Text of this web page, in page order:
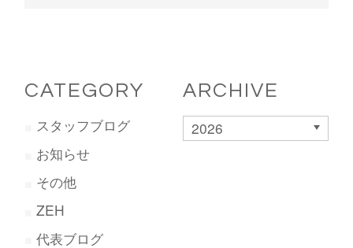
CATEGORY
スタッフブログ
お知らせ
その他
ZEH
代表ブログ
ARCHIVE
2026